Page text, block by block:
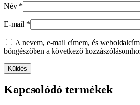
Név *
E-mail *
A nevem, e-mail címem, és
böngészőben a következő
Kapcsolódó termékek